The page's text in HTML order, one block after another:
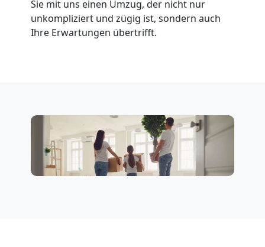
Sie mit uns einen Umzug, der nicht nur
unkompliziert und zügig ist, sondern auch
Ihre Erwartungen übertrifft.
Wiener
Umzüge
Wiener